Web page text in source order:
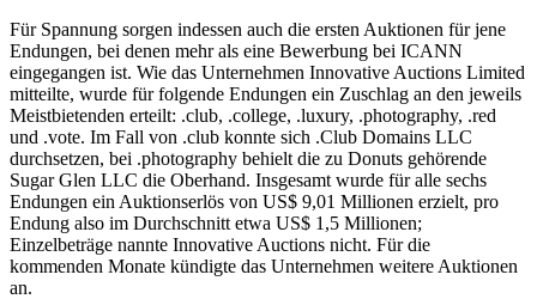
Für Spannung sorgen indessen auch die ersten Auktionen für jene
Endungen, bei denen mehr als eine Bewerbung bei ICANN
eingegangen ist. Wie das Unternehmen Innovative Auctions Limited
mitteilte, wurde für folgende Endungen ein Zuschlag an den jeweils
Meistbietenden erteilt: .club, .college, .luxury, .photography, .red
und .vote. Im Fall von .club konnte sich .Club Domains LLC
durchsetzen, bei .photography behielt die zu Donuts gehörende
Sugar Glen LLC die Oberhand. Insgesamt wurde für alle sechs
Endungen ein Auktionserlös von US$ 9,01 Millionen erzielt, pro
Endung also im Durchschnitt etwa US$ 1,5 Millionen;
Einzelbeträge nannte Innovative Auctions nicht. Für die
kommenden Monate kündigte das Unternehmen weitere Auktionen
an.